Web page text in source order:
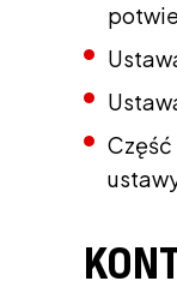
Część